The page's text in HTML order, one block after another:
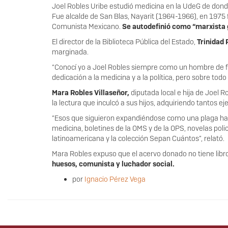
Joel Robles Uribe estudió medicina en la UdeG de
Fue alcalde de San Blas, Nayarit (1964-1966), en
Comunista Mexicano. Se autodefinió como “marxista
El director de la Biblioteca Pública del Estado, Trinidad
marginada.
“Conocí yo a Joel Robles siempre como un hombre
dedicación a la medicina y a la política, pero sobre
Mara Robles Villaseñor, diputada local e hija de Joel
la lectura que inculcó a sus hijos, adquiriendo tantos
“Esos que siguieron expandiéndose como una plaga
medicina, boletines de la OMS y de la OPS, novelas
latinoamericana y la colección Sepan Cuántos”, relató.
Mara Robles expuso que el acervo donado no tiene
huesos, comunista y luchador social.
por Ignacio Pérez Vega